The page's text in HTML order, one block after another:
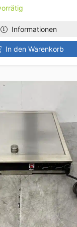
Informationen
In den Warenkorb